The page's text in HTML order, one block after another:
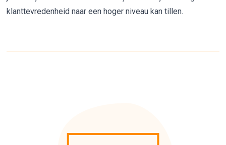
klanttevredenheid naar een hoger niveau kan tillen.